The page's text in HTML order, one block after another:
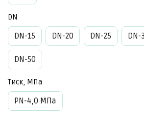
DN
DN-15 DN-20 DN-25 DN-
DN-50
Тиск, МПа
PN-4,0 МПа